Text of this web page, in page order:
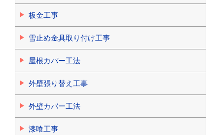
板金工事
雪止め金具取り付け工事
屋根カバー工法
外壁張り替え工事
外壁カバー工法
漆喰工事